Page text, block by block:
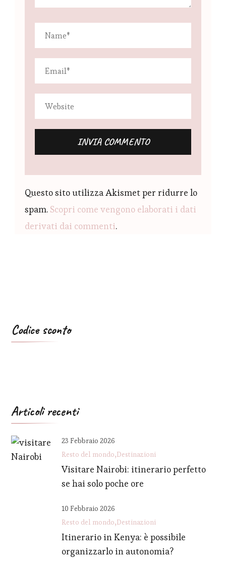
Questo sito utilizza Akismet per ridurre lo
spam. Scopri come vengono elaborati i dati
derivati dai commenti.
Codice sconto
Articoli recenti
Resto del mondo Destinazioni
Visitare Nairobi: itinerario perfetto
se hai solo poche ore
23 Febbraio 2026
Resto del mondo Destinazioni
Itinerario in Kenya: è possibile
organizzarlo in autonomia?
10 Febbraio 2026